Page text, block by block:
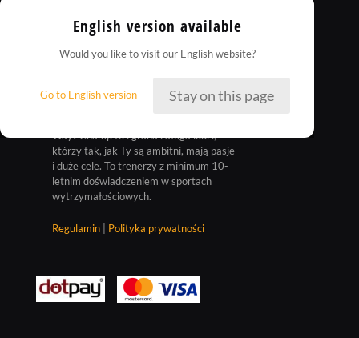
Way2Champ to zgrana załoga ludzi,
którzy tak, jak Ty są ambitni, mają pasje
i duże cele. To trenerzy z minimum 10-
letnim doświadczeniem w sportach
wytrzymałościowych.
Regulamin Polityka prywatności
English version available
Would you like to visit our English website?
Go to English version Stay on this page